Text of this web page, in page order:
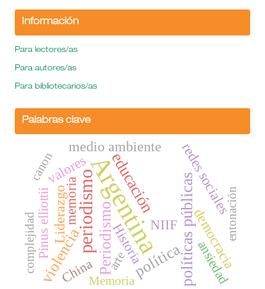
Información
Para lectores/as
Para autores/as
Para bibliotecarios/as
Palabras clave
Argentina
periodismo educación políticas públicas
Periodismo política
violencia
Liderazgo redes sociales
valores
medio ambiente
democracia
China ansiedad
Historia
Pinus elliottii memoria NIIF entonación
canon
Memoria
arte
complejidad